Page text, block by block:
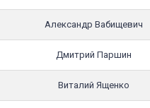
Александр Вабищевич
Дмитрий Паршин
Виталий Ященко